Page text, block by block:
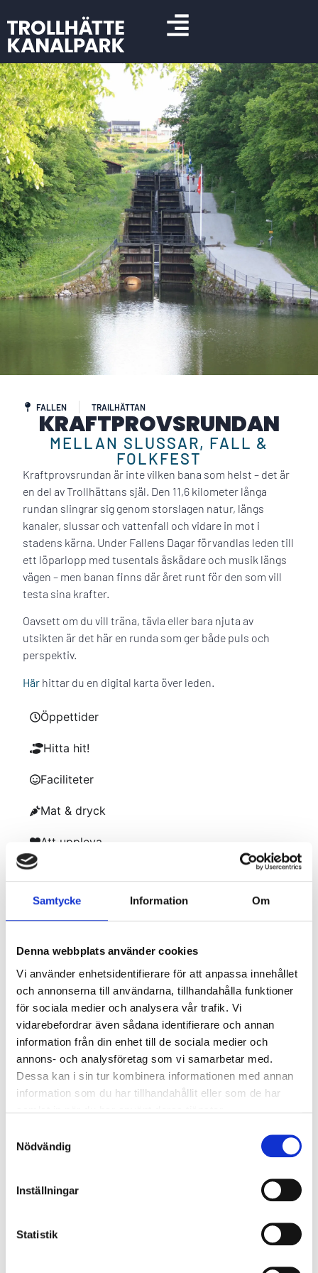
Samtycke Information Om
Denna webbplats använder cookies
Vi använder enhetsidentifierare för att anpassa innehållet
och annonserna till användarna, tillhandahålla funktioner
för sociala medier och analysera vår trafik. Vi
vidarebefordrar även sådana identifierare och annan
information från din enhet till de sociala medier och
annons- och analysföretag som vi samarbetar med.
Dessa kan i sin tur kombinera informationen med annan
information som du har tillhandahållit eller som de har
Nödvändig
Inställningar
Statistik
FALLEN TRAILHÄTTAN
KRAFTPROVSRUNDAN
MELLAN SLUSSAR, FALL &
FOLKFEST
Kraftprovsrundan är inte vilken bana som helst – det är
en del av Trollhättans själ. Den 11,6 kilometer långa
rundan slingrar sig genom storslagen natur, längs
kanaler, slussar och vattenfall och vidare in mot i
stadens kärna. Under Fallens Dagar förvandlas leden till
ett löparlopp med tusentals åskådare och musik längs
vägen – men banan finns där året runt för den som vill
testa sina krafter.
Oavsett om du vill träna, tävla eller bara njuta av
utsikten är det här en runda som ger både puls och
perspektiv.
Här hittar du en digital karta över leden.
Öppettider
Hitta hit!
Faciliteter
Mat & dryck
Att uppleva
Hemsida
SLUSSARNA
SLUSSRUNDAN
Vacker vandring längs kanalen